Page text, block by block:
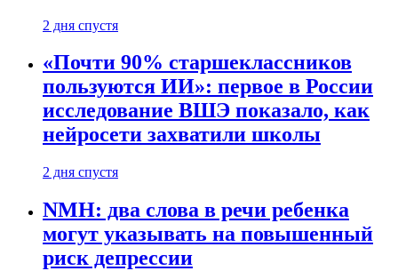
2 дня спустя
«Почти 90% старшеклассников
пользуются ИИ»: первое в России
исследование ВШЭ показало, как
нейросети захватили школы
2 дня спустя
NMH: два слова в речи ребенка
могут указывать на повышенный
риск депрессии